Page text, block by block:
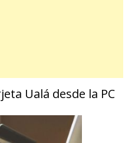
Ualá desde la PC